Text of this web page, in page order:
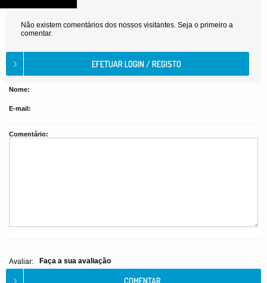
Não existem comentários dos nossos visitantes. Seja o primeiro a
comentar.
Nome:
E-mail:
Comentário:
Avaliar: Faça a sua avaliação